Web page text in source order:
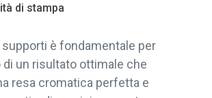
di stampa
supporti è fondamentale per
di un risultato ottimale che
resa cromatica perfetta e